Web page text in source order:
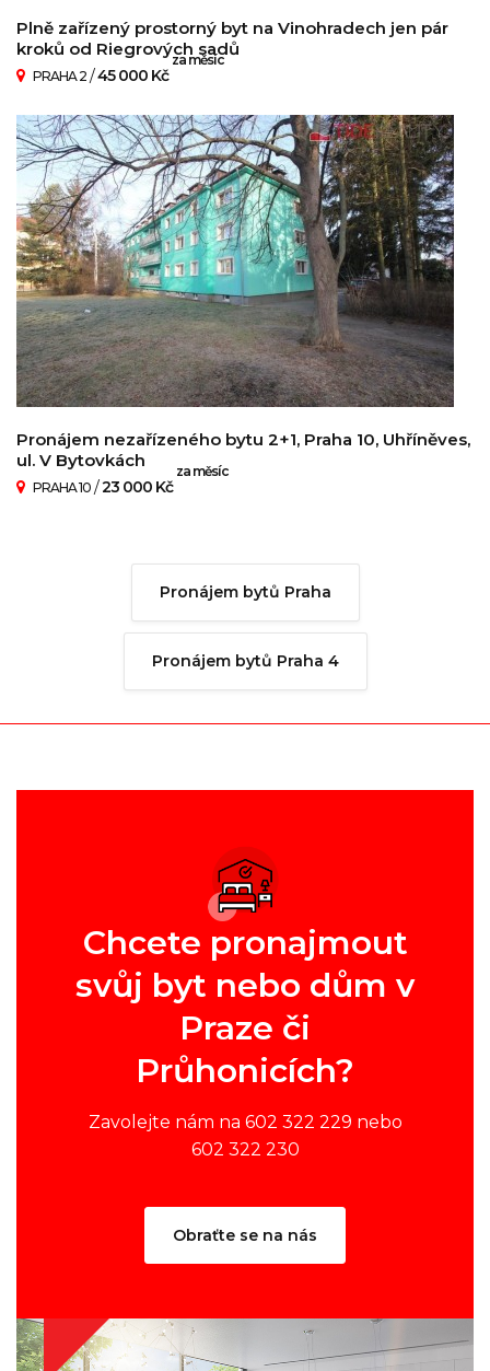
Plně zařízený prostorný byt na Vinohradech jen pár
kroků od Riegrových sadů
PRAHA 2 /45 000 Kč
za měsíc
Pronájem nezařízeného bytu 2+1, Praha 10, Uhříněves,
ul. V Bytovkách
PRAHA 10 /23 000 Kč
za měsíc
Pronájem bytů Praha
Pronájem bytů Praha 4
Chcete pronajmout
svůj byt nebo dům v
Praze či
Průhonicích?
Zavolejte nám na 602 322 229 nebo
602 322 230
Obraťte se na nás